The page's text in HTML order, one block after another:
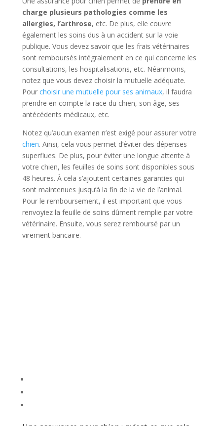
charge plusieurs pathologies comme les
allergies, l’arthrose, etc. De plus, elle couvre
également les soins dus à un accident sur la voie
publique. Vous devez savoir que les frais vétérinaires
sont remboursés intégralement en ce qui concerne les
consultations, les hospitalisations, etc. Néanmoins,
notez que vous devez choisir la mutuelle adéquate.
Pour choisir une mutuelle pour ses animaux, il faudra
prendre en compte la race du chien, son âge, ses
antécédents médicaux, etc.
Notez qu’aucun examen n’est exigé pour assurer votre
chien. Ainsi, cela vous permet d’éviter des dépenses
superflues. De plus, pour éviter une longue attente à
votre chien, les feuilles de soins sont disponibles sous
48 heures. À cela s’ajoutent certaines garanties qui
sont maintenues jusqu’à la fin de la vie de l’animal.
Pour le remboursement, il est important que vous
renvoyiez la feuille de soins dûment remplie par votre
vétérinaire. Ensuite, vous serez remboursé par un
virement bancaire.